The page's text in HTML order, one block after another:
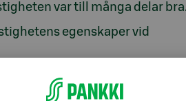
var till många delar
egenskaper vid
på tillväxtorter i Finland
av S-Banken Fondbolag